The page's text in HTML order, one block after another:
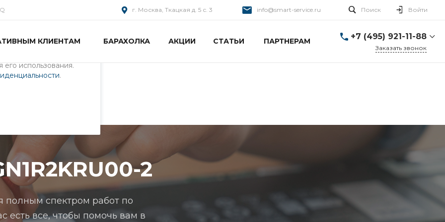
и
использования.
.
г. Москва, Ткацкая д. 5 с. 3 info@smart-service.ru Поиск Войти
КЛИЕНТАМ БАРАХОЛКА АКЦИИ СТАТЬИ ПАРТНЕРАМ
+7 (495) 921-11-88
Заказать звонок
2
2
полным спектром работ по
есть все, чтобы помочь вам в